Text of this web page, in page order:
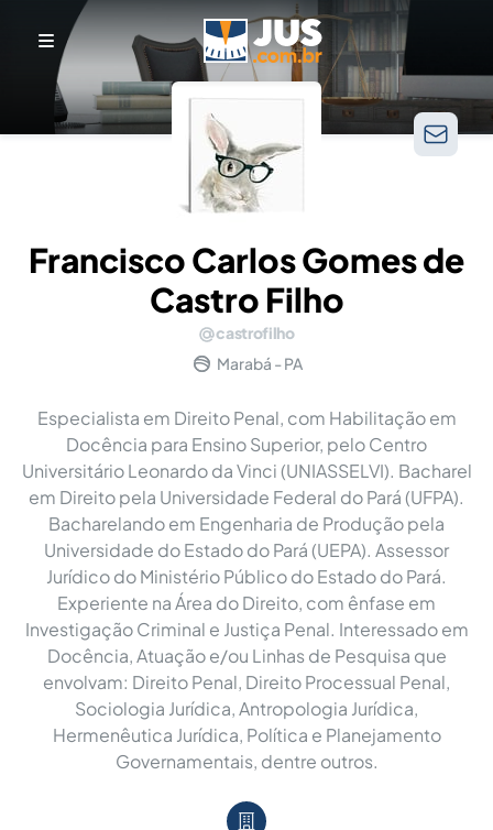
Francisco Carlos Gomes de
Castro Filho
castrofilho
Marabá - PA
Especialista em Direito Penal, com Habilitação em
Docência para Ensino Superior, pelo Centro
Universitário Leonardo da Vinci (UNIASSELVI). Bacharel
em Direito pela Universidade Federal do Pará (UFPA).
Bacharelando em Engenharia de Produção pela
Universidade do Estado do Pará (UEPA). Assessor
Jurídico do Ministério Público do Estado do Pará.
Experiente na Área do Direito, com ênfase em
Investigação Criminal e Justiça Penal. Interessado em
Docência, Atuação e/ou Linhas de Pesquisa que
envolvam: Direito Penal, Direito Processual Penal,
Sociologia Jurídica, Antropologia Jurídica,
Hermenêutica Jurídica, Política e Planejamento
Governamentais, dentre outros.